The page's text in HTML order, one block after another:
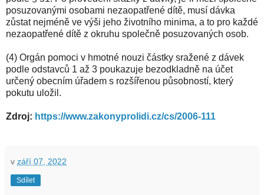
posuzovanými osobami nezaopatřené dítě, musí dávka
zůstat nejméně ve výši jeho životního minima, a to pro každé
nezaopatřené dítě z okruhu společně posuzovaných osob.
(4) Orgán pomoci v hmotné nouzi částky sražené z dávek
podle odstavců 1 až 3 poukazuje bezodkladně na účet
určený obecním úřadem s rozšířenou působností, který
pokutu uložil.
Zdroj: https://www.zakonyprolidi.cz/cs/2006-111
v září 07, 2022
Sdílet